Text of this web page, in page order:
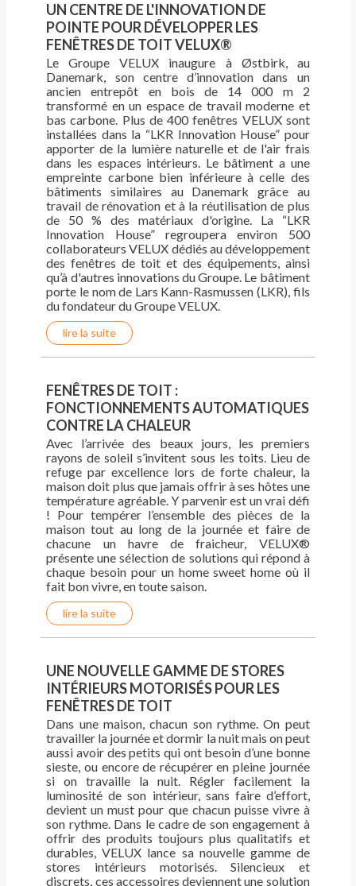
UN CENTRE DE L'INNOVATION DE
POINTE POUR DÉVELOPPER LES
FENÊTRES DE TOIT VELUX®
Le Groupe VELUX inaugure à Østbirk, au
Danemark, son centre d’innovation dans un
ancien entrepôt en bois de 14 000 m 2
transformé en un espace de travail moderne et
bas carbone. Plus de 400 fenêtres VELUX sont
installées dans la “LKR Innovation House” pour
apporter de la lumière naturelle et de l'air frais
dans les espaces intérieurs. Le bâtiment a une
empreinte carbone bien inférieure à celle des
bâtiments similaires au Danemark grâce au
travail de rénovation et à la réutilisation de plus
de 50 % des matériaux d'origine. La “LKR
Innovation House” regroupera environ 500
collaborateurs VELUX dédiés au développement
des fenêtres de toit et des équipements, ainsi
qu’à d'autres innovations du Groupe. Le bâtiment
porte le nom de Lars Kann-Rasmussen (LKR), fils
du fondateur du Groupe VELUX.
lire la suite
FENÊTRES DE TOIT :
FONCTIONNEMENTS AUTOMATIQUES
CONTRE LA CHALEUR
Avec l’arrivée des beaux jours, les premiers
rayons de soleil s’invitent sous les toits. Lieu de
refuge par excellence lors de forte chaleur, la
maison doit plus que jamais offrir à ses hôtes une
température agréable. Y parvenir est un vrai défi
! Pour tempérer l’ensemble des pièces de la
maison tout au long de la journée et faire de
chacune un havre de fraicheur, VELUX®
présente une sélection de solutions qui répond à
chaque besoin pour un home sweet home où il
fait bon vivre, en toute saison.
lire la suite
UNE NOUVELLE GAMME DE STORES
INTÉRIEURS MOTORISÉS POUR LES
FENÊTRES DE TOIT
Dans une maison, chacun son rythme. On peut
travailler la journée et dormir la nuit mais on peut
aussi avoir des petits qui ont besoin d’une bonne
sieste, ou encore de récupérer en pleine journée
si on travaille la nuit. Régler facilement la
luminosité de son intérieur, sans faire d’effort,
devient un must pour que chacun puisse vivre à
son rythme. Dans le cadre de son engagement à
offrir des produits toujours plus qualitatifs et
durables, VELUX lance sa nouvelle gamme de
stores intérieurs motorisés. Silencieux et
discrets, ces accessoires deviennent une solution